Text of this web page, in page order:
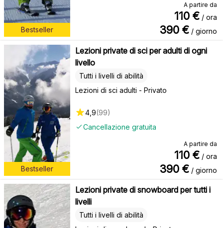
Bestseller
A partire da
110 € / ora
390 € / giorno
Bestseller
Lezioni private di sci per adulti di ogni
livello
Lezioni di sci adulti - Privato
Tutti i livelli di abilità
Cancellazione gratuita
4,9(99)
A partire da
110 € / ora
390 € / giorno
Lezioni private di snowboard per tutti i
livelli
Tutti i livelli di abilità